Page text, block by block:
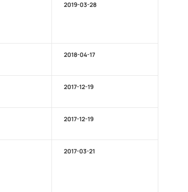
2019-03-28
2018-04-17
2017-12-19
2017-12-19
2017-03-21